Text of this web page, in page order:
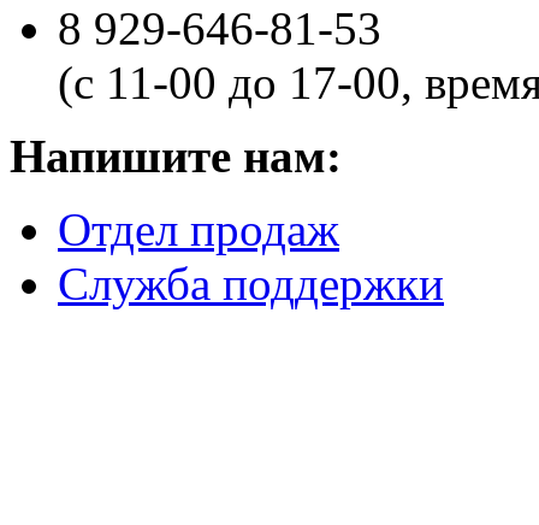
8 929-646-81-53
(с 11-00 до 17-00,
Напишите нам:
Отдел продаж
Служба поддержки